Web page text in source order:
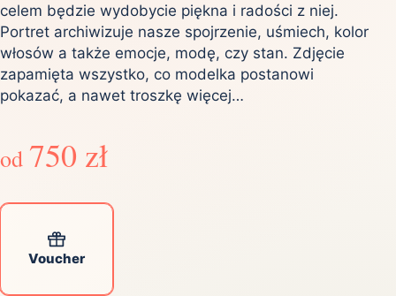
celem będzie wydobycie piękna i radości z niej.
Portret archiwizuje nasze spojrzenie, uśmiech, kolor
włosów a także emocje, modę, czy stan. Zdjęcie
zapamięta wszystko, co modelka postanowi
pokazać, a nawet troszkę więcej…
od 750 zł
Voucher